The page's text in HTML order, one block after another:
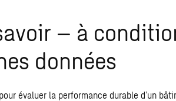
– à
données
évaluer la performance durable d’un